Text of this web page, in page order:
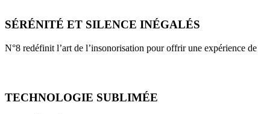
SÉRÉNITÉ ET SILENCE INÉGALÉS
N°8 redéfinit l’art de l’insonorisation pour offrir une expérience
TECHNOLOGIE SUBLIMÉE